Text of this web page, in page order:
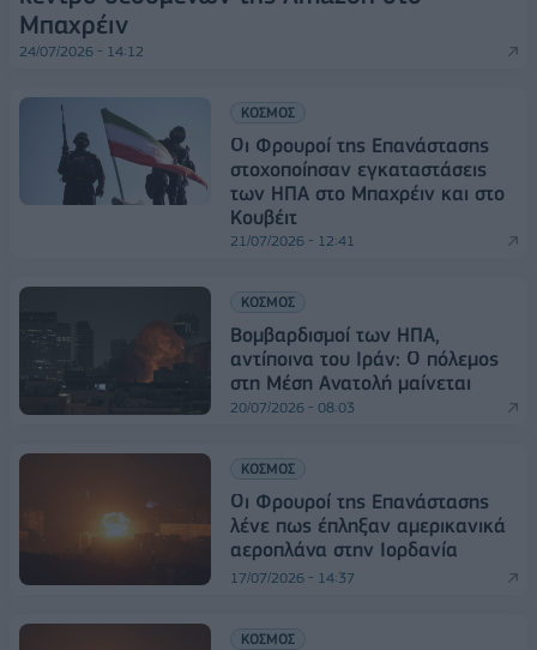
Μπαχρέιν
24/07/2026 - 14:12
ΚΟΣΜΟΣ
Οι Φρουροί της Επανάστασης
στοχοποίησαν εγκαταστάσεις
των ΗΠΑ στο Μπαχρέιν και στο
Κουβέιτ
21/07/2026 - 12:41
ΚΟΣΜΟΣ
Βομβαρδισμοί των ΗΠΑ,
αντίποινα του Ιράν: Ο πόλεμος
στη Μέση Ανατολή μαίνεται
20/07/2026 - 08:03
ΚΟΣΜΟΣ
Οι Φρουροί της Επανάστασης
λένε πως έπληξαν αμερικανικά
αεροπλάνα στην Ιορδανία
17/07/2026 - 14:37
ΚΟΣΜΟΣ